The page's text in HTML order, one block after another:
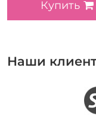
Купить
Наши